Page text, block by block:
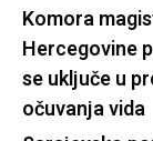
Komora
Hercegovine
se uključe u
očuvanja vida